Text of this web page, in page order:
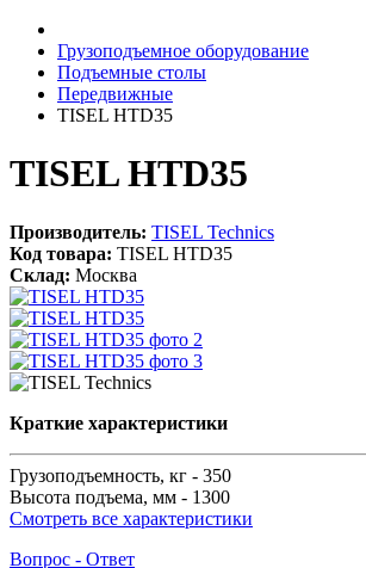
Грузоподъемное оборудование
Подъемные столы
Передвижные
TISEL HTD35
TISEL HTD35
Производитель: TISEL Technics
Код товара: TISEL HTD35
Склад: Москва
Краткие характеристики
Грузоподъемность, кг - 350
Высота подъема, мм - 1300
Смотреть все характеристики
Вопрос - Ответ